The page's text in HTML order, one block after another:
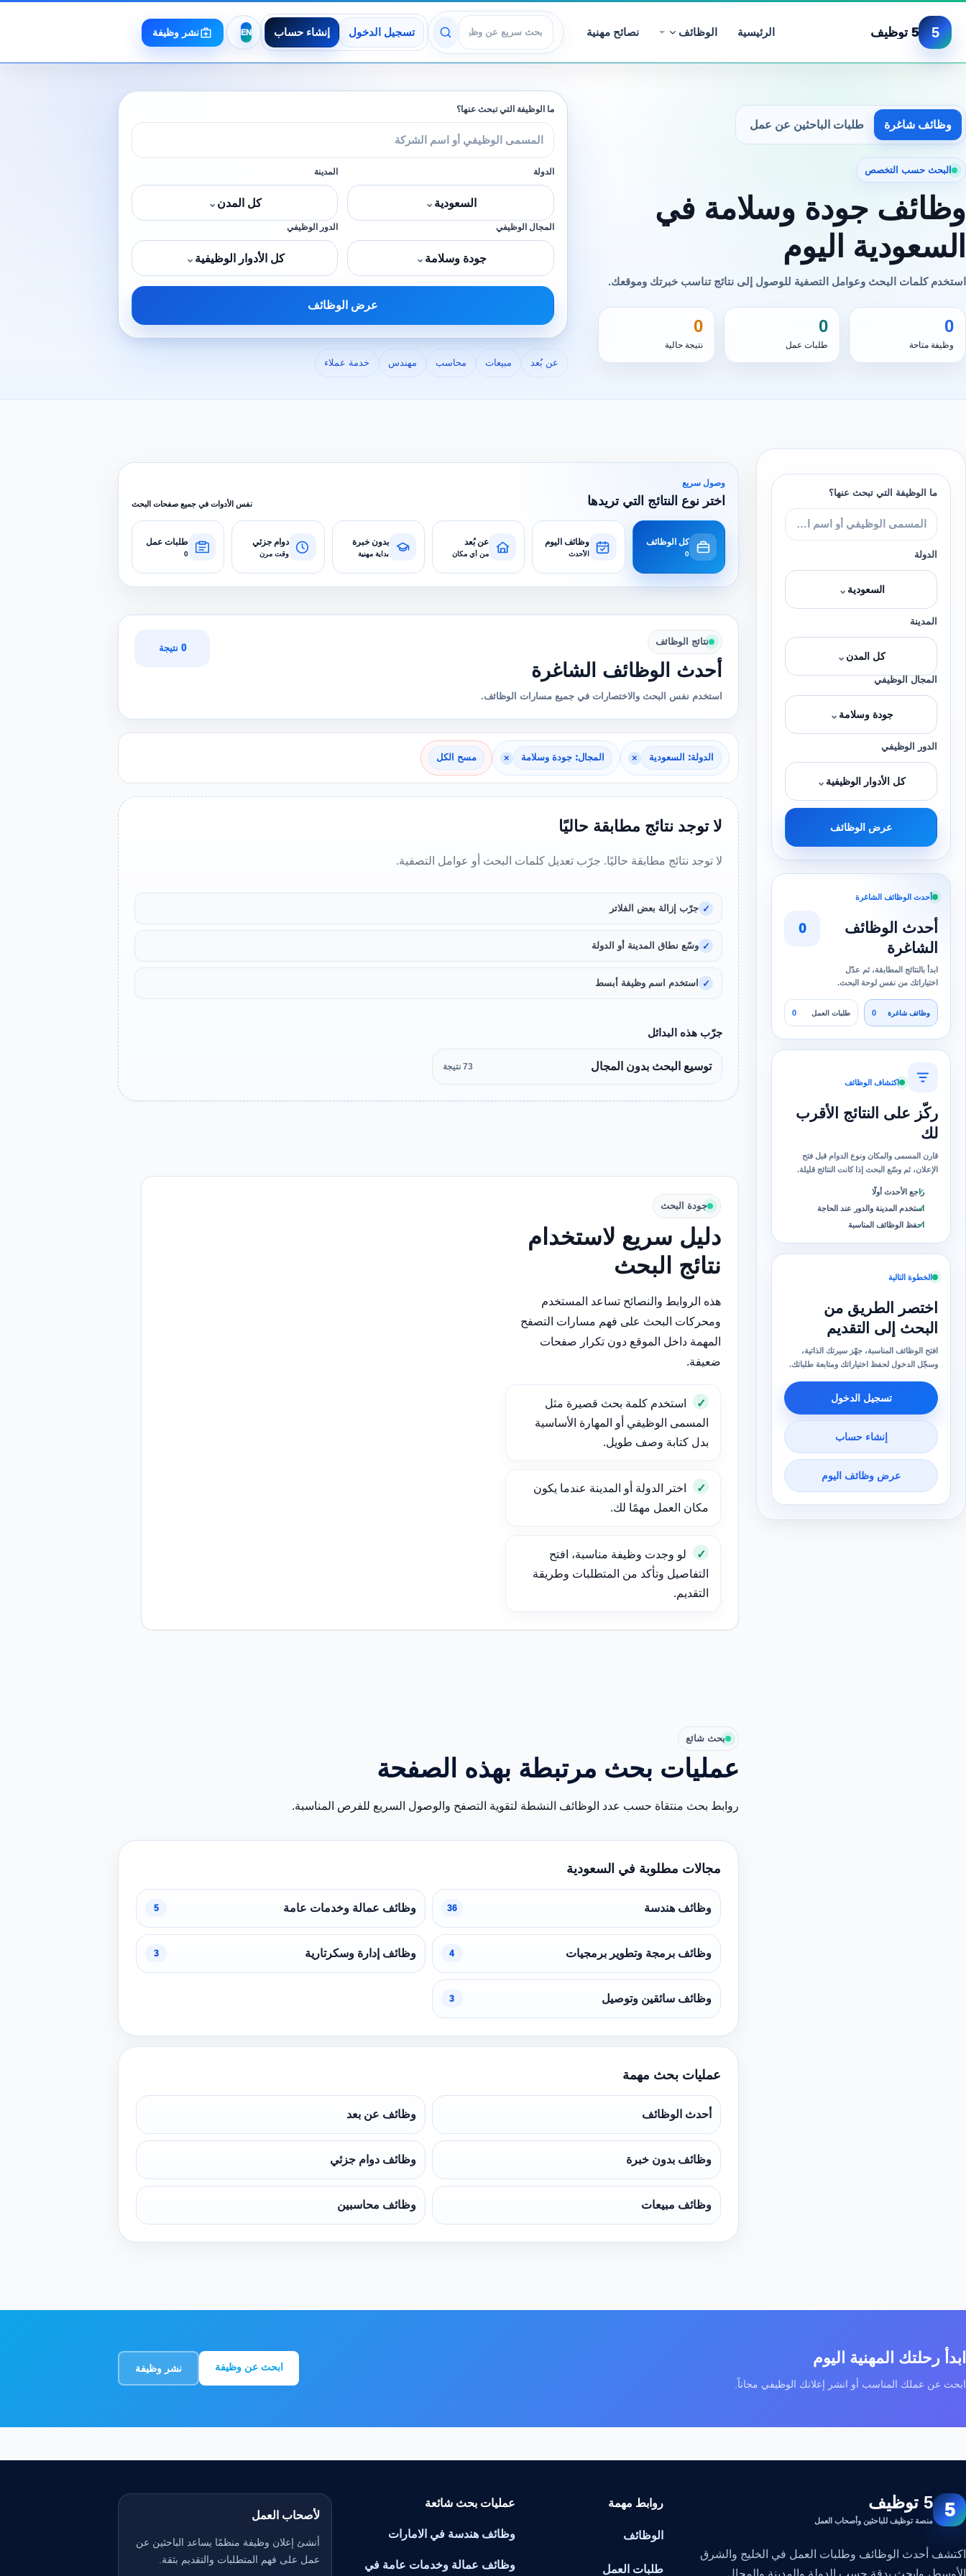
5 5 توظيف الرئيسية الوظائف نصائح مهنية
عرض الوظائف
تسجيل الدخول إنشاء حساب نشر وظيفة
وظائف شاغرة طلبات الباحثين عن عمل
البحث حسب التخصص
وظائف جودة وسلامة في
السعودية اليوم
استخدم كلمات البحث وعوامل التصفية للوصول إلى نتائج تناسب خبرتك وموقعك.
0
وظيفة متاحة
0
طلبات عمل
0
نتيجة حالية
ما الوظيفة التي تبحث عنها؟
الدولة
السعودية ⌄
المدينة
كل المدن ⌄
المجال الوظيفي
جودة وسلامة ⌄
الدور الوظيفي
كل الأدوار الوظيفية ⌄
عرض الوظائف
عن بُعد مبيعات محاسب مهندس خدمة عملاء
ما الوظيفة التي تبحث عنها؟
الدولة
السعودية ⌄
المدينة
كل المدن ⌄
المجال الوظيفي
جودة وسلامة ⌄
الدور الوظيفي
كل الأدوار الوظيفية ⌄
عرض الوظائف
أحدث الوظائف الشاغرة
أحدث الوظائف
الشاغرة
ابدأ بالنتائج المطابقة، ثم عدّل
اختياراتك من نفس لوحة البحث.
0
وظائف شاغرة 0 طلبات العمل 0
اكتشاف الوظائف
ركّز على النتائج الأقرب
لك
قارن المسمى والمكان ونوع الدوام قبل فتح
الإعلان، ثم وسّع البحث إذا كانت النتائج قليلة.
راجع الأحدث أولًا
استخدم المدينة والدور عند الحاجة
احفظ الوظائف المناسبة
الخطوة التالية
اختصر الطريق من
البحث إلى التقديم
افتح الوظائف المناسبة، جهّز سيرتك الذاتية،
وسجّل الدخول لحفظ اختياراتك ومتابعة طلباتك.
تسجيل الدخول
إنشاء حساب
عرض وظائف اليوم
وصول سريع
اختر نوع النتائج التي تريدها نفس الأدوات في جميع صفحات البحث
كل الوظائف
0
وظائف اليوم
الأحدث
عن بُعد
من أي مكان
بدون خبرة
بداية مهنية
دوام جزئي
وقت مرن
طلبات عمل
0
نتائج الوظائف
أحدث الوظائف الشاغرة
استخدم نفس البحث والاختصارات في جميع مسارات الوظائف.
0 نتيجة
الدولة: السعودية × المجال: جودة وسلامة × مسح الكل
لا توجد نتائج مطابقة حاليًا
لا توجد نتائج مطابقة حاليًا. جرّب تعديل كلمات البحث أو عوامل التصفية.
جرّب إزالة بعض الفلاتر
وسّع نطاق المدينة أو الدولة
استخدم اسم وظيفة أبسط
جرّب هذه البدائل
توسيع البحث بدون المجال 73 نتيجة
جودة البحث
دليل سريع لاستخدام
نتائج البحث
هذه الروابط والنصائح تساعد المستخدم
ومحركات البحث على فهم مسارات التصفح
المهمة داخل الموقع دون تكرار صفحات
ضعيفة.
استخدم كلمة بحث قصيرة مثل
المسمى الوظيفي أو المهارة الأساسية
بدل كتابة وصف طويل.
اختر الدولة أو المدينة عندما يكون
مكان العمل مهمًا لك.
لو وجدت وظيفة مناسبة، افتح
التفاصيل وتأكد من المتطلبات وطريقة
التقديم.
بحث شائع
عمليات بحث مرتبطة بهذه الصفحة
روابط بحث منتقاة حسب عدد الوظائف النشطة لتقوية التصفح والوصول السريع للفرص المناسبة.
مجالات مطلوبة في السعودية
وظائف هندسة 36 وظائف عمالة وخدمات عامة 5
وظائف برمجة وتطوير برمجيات 4 وظائف إدارة وسكرتارية 3
وظائف سائقين وتوصيل 3
عمليات بحث مهمة
أحدث الوظائف وظائف عن بعد
وظائف بدون خبرة وظائف دوام جزئي
وظائف مبيعات وظائف محاسبين
ابدأ رحلتك المهنية اليوم
ابحث عن عملك المناسب أو انشر إعلانك الوظيفي مجاناً.
ابحث عن وظيفة نشر وظيفة
5 5 توظيف
منصة توظيف للباحثين وأصحاب العمل
اكتشف أحدث الوظائف وطلبات العمل في الخليج والشرق
الأوسط، وابحث بدقة حسب الدولة والمدينة والمجال
روابط مهمة
الوظائف
طلبات العمل
عمليات بحث شائعة
وظائف هندسة في الامارات
وظائف عمالة وخدمات عامة في
لأصحاب العمل
أنشئ إعلان وظيفة منظمًا يساعد الباحثين عن
عمل على فهم المتطلبات والتقديم بثقة.